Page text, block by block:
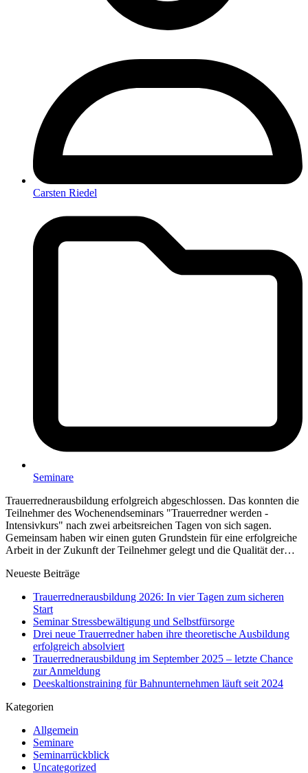
Carsten Riedel
Seminare
Trauerrednerausbildung erfolgreich abgeschlossen. Das konnten die
Teilnehmer des Wochenendseminars "Trauerredner werden -
Intensivkurs" nach zwei arbeitsreichen Tagen von sich sagen.
Gemeinsam haben wir einen guten Grundstein für eine erfolgreiche
Arbeit in der Zukunft der Teilnehmer gelegt und die Qualität der…
Neueste Beiträge
Trauerrednerausbildung 2026: In vier Tagen zum sicheren
Start
Seminar Stressbewältigung und Selbstfürsorge
Drei neue Trauerredner haben ihre theoretische Ausbildung
erfolgreich absolviert
Trauerrednerausbildung im September 2025 – letzte Chance
zur Anmeldung
Deeskaltionstraining für Bahnunternehmen läuft seit 2024
Kategorien
Allgemein
Seminare
Seminarrückblick
Uncategorized